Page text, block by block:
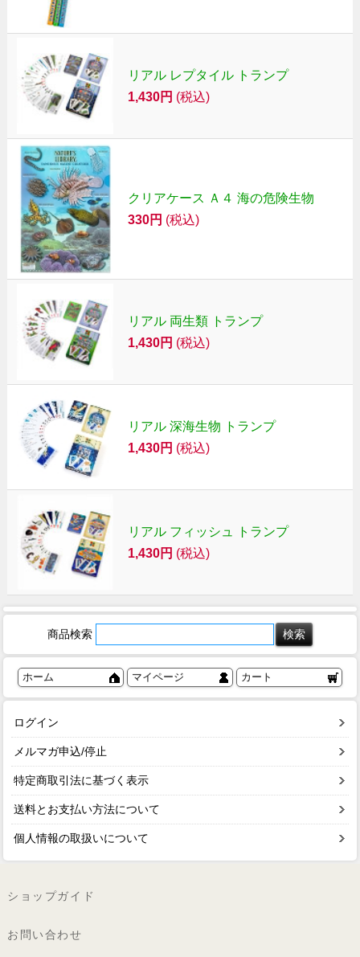
リアル レプタイル トランプ
1,430円 (税込)
クリアケース Ａ４ 海の危険生物
330円 (税込)
リアル 両生類 トランプ
1,430円 (税込)
リアル 深海生物 トランプ
1,430円 (税込)
リアル フィッシュ トランプ
1,430円 (税込)
商品検索
ホーム マイページ カート
ログイン
メルマガ申込/停止
特定商取引法に基づく表示
送料とお支払い方法について
個人情報の取扱いについて
ショップガイド
お問い合わせ